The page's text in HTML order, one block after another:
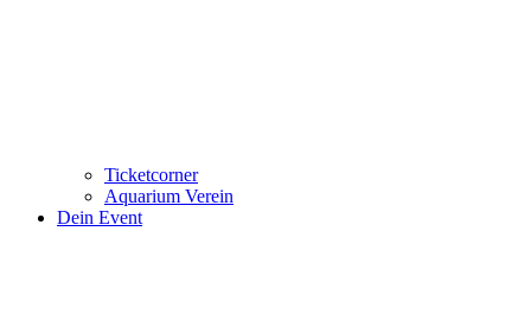
Ticketcorner
Aquarium Verein
Dein Event